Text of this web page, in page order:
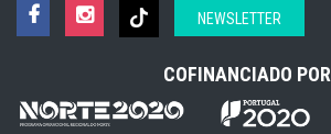
NEWSLETTER
COFINANCIADO POR